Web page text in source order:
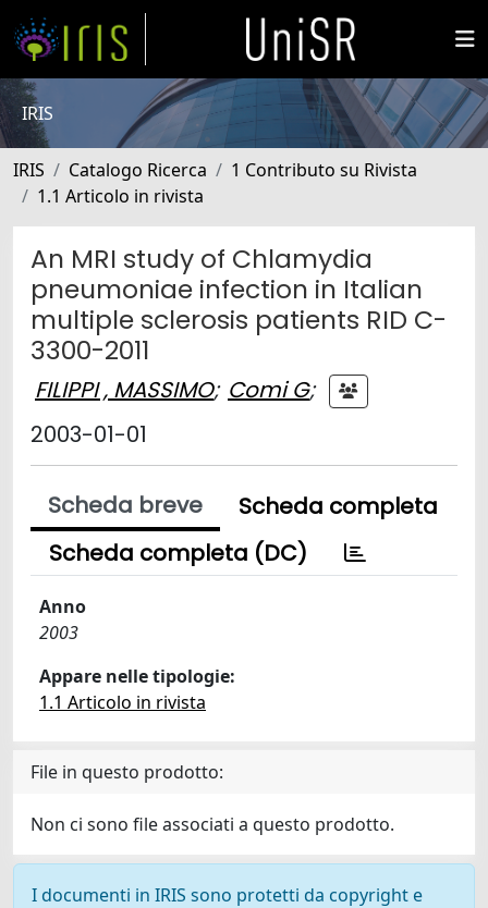
IRIS
IRIS Catalogo Ricerca
1 Contributo su Rivista
1.1 Articolo in rivista
An MRI study of Chlamydia
pneumoniae infection in Italian
multiple sclerosis patients RID C-
3300-2011
FILIPPI , MASSIMO; Comi G;
2003-01-01
Scheda breve
Scheda completa
Scheda completa (DC)
Anno
2003
Appare nelle tipologie:
1.1 Articolo in rivista
File in questo prodotto:
Non ci sono file associati a questo prodotto.
I documenti in IRIS sono protetti da copyright e